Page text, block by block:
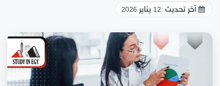
آخر تحديث :12 يناير 2026